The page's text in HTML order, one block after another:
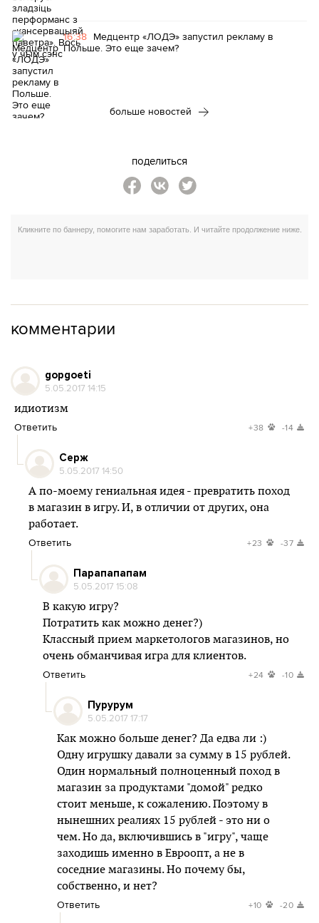
16:38 Медцентр «ЛОДЭ» запустил рекламу в
Польше. Это еще зачем?
больше новостей
поделиться
комментарии
gopgoeti
5.05.2017 14:15
идиотизм
Ответить +38 -14
Серж
5.05.2017 14:50
А по-моему гениальная идея - превратить поход
в магазин в игру. И, в отличии от других, она
работает.
Ответить +23 -37
Парапапапам
5.05.2017 15:08
В какую игру?
Потратить как можно денег?)
Классный прием маркетологов магазинов, но
очень обманчивая игра для клиентов.
Ответить +24 -10
Пурурум
5.05.2017 17:17
Как можно больше денег? Да едва ли :)
Одну игрушку давали за сумму в 15 рублей.
Один нормальный полноценный поход в
магазин за продуктами "домой" редко
стоит меньше, к сожалению. Поэтому в
нынешних реалиях 15 рублей - это ни о
чем. Но да, включившись в "игру", чаще
заходишь именно в Евроопт, а не в
соседние магазины. Но почему бы,
собственно, и нет?
Ответить +10 -20